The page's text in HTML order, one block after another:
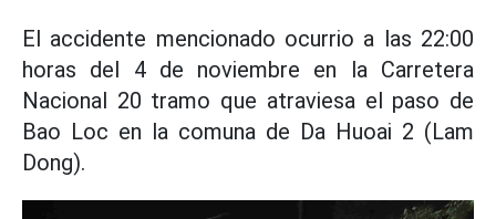
El accidente mencionado ocurrio a las 22:00
horas del 4 de noviembre en la Carretera
Nacional 20 tramo que atraviesa el paso de
Bao Loc en la comuna de Da Huoai 2 (Lam
Dong).